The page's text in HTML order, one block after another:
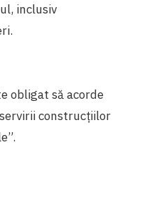
inclusiv
obligat să acorde
construcțiilor